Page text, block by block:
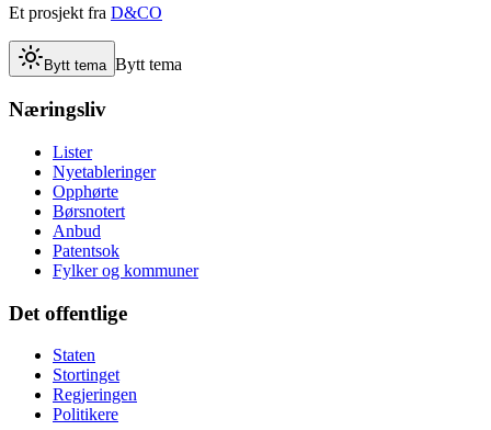
Et prosjekt fra D&CO
Bytt tema Bytt tema
Næringsliv
Lister
Nyetableringer
Opphørte
Børsnotert
Anbud
Patentsok
Fylker og kommuner
Det offentlige
Staten
Stortinget
Regjeringen
Politikere